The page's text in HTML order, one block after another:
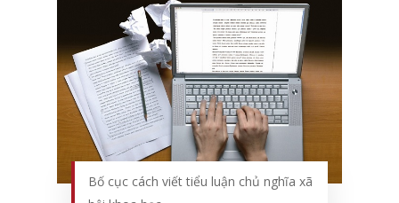
Bố cục cách viết tiểu luận chủ nghĩa xã